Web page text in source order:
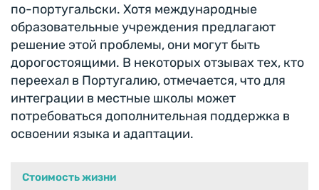
по-португальски. Хотя международные
образовательные учреждения предлагают
решение этой проблемы, они могут быть
дорогостоящими. В некоторых отзывах тех, кто
переехал в Португалию, отмечается, что для
интеграции в местные школы может
потребоваться дополнительная поддержка в
освоении языка и адаптации.
Стоимость жизни